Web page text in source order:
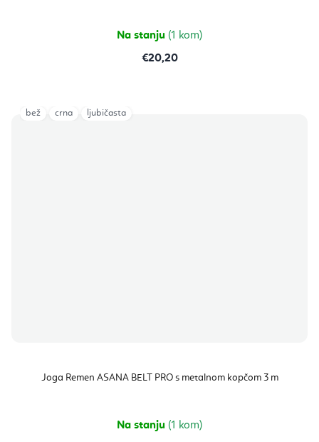
zvjezdica.
Na stanju (1 kom)
€20,20
Joga Remen ASANA BELT PRO s metalnom kopčom 3 m
Na stanju (1 kom)
bež crna ljubičasta